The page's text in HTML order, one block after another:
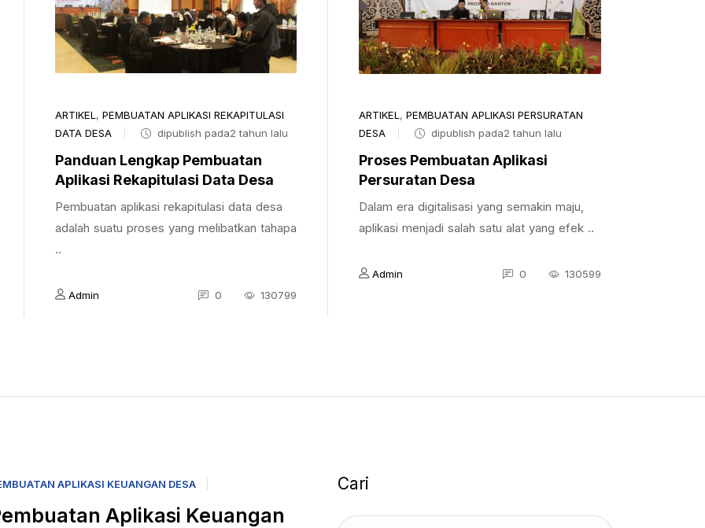
ARTIKEL , PEMBUATAN APLIKASI REKAPITULASI
DATA DESA
dipublish pada2 tahun lalu
Panduan Lengkap Pembuatan
Aplikasi Rekapitulasi Data Desa
Pembuatan aplikasi rekapitulasi data desa
adalah suatu proses yang melibatkan tahapa
..
Admin 0 130799
ARTIKEL , PEMBUATAN APLIKASI PERSURATAN
DESA
dipublish pada2 tahun lalu
Proses Pembuatan Aplikasi
Persuratan Desa
Dalam era digitalisasi yang semakin maju,
aplikasi menjadi salah satu alat yang efek ..
Admin 0 130599
APLIKASI KEUANGAN DESA
Aplikasi Keuangan
Cari